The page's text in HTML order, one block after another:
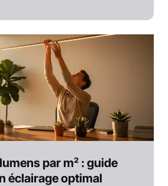
par m² : guide
éclairage optimal